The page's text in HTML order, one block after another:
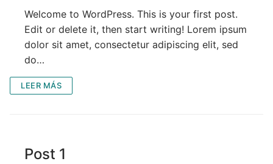
ORIENTE MEDIO
SUDAMÉRICA
Welcome to WordPress. This is your first post.
Edit or delete it, then start writing! Lorem ipsum
dolor sit amet, consectetur adipiscing elit, sed
do…
LEER MÁS
Post 1